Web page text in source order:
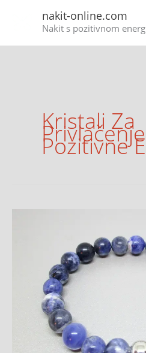
nakit-online.com
Nakit s pozitivnom
Kristali Za
Privlačenje
Pozitivne